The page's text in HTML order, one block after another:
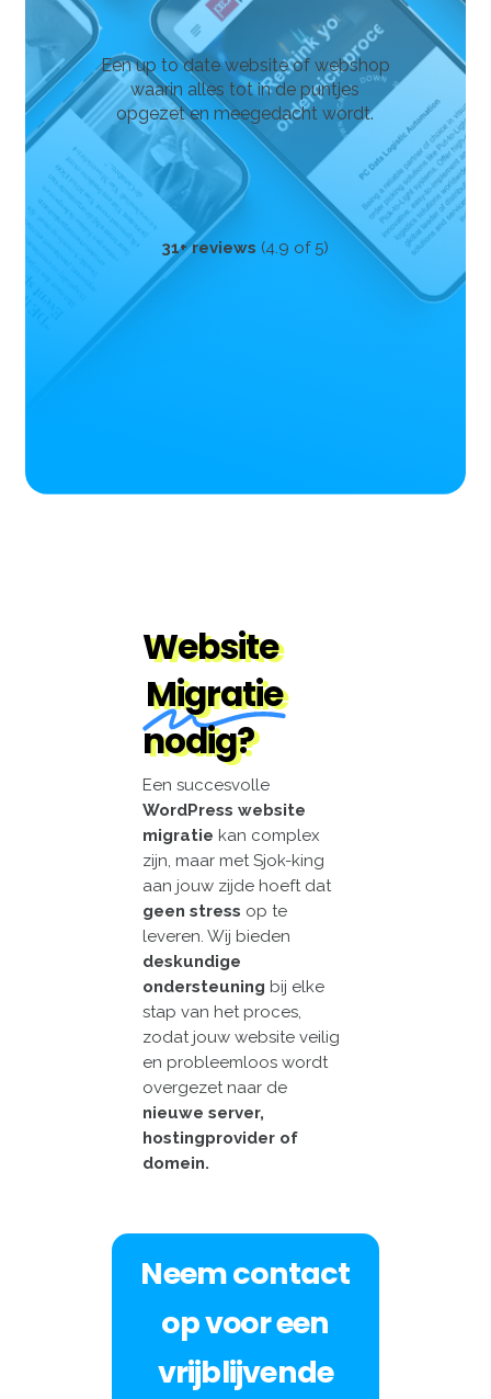
Een up to date website of webshop
waarin alles tot in de puntjes
opgezet en meegedacht wordt.
31+ reviews (4.9 of 5)
Website
Migratie
nodig?
Een succesvolle
WordPress website
migratie kan complex
zijn, maar met Sjok-king
aan jouw zijde hoeft dat
geen stress op te
leveren. Wij bieden
deskundige
ondersteuning bij elke
stap van het proces,
zodat jouw website veilig
en probleemloos wordt
overgezet naar de
nieuwe server,
hostingprovider of
domein.
Neem contact
op voor een
vrijblijvende